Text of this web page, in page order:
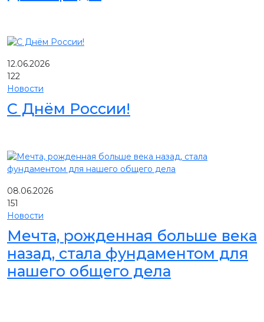
12.06.2026
122
Новости
С Днём России!
08.06.2026
151
Новости
Мечта, рожденная больше века
назад, стала фундаментом для
нашего общего дела